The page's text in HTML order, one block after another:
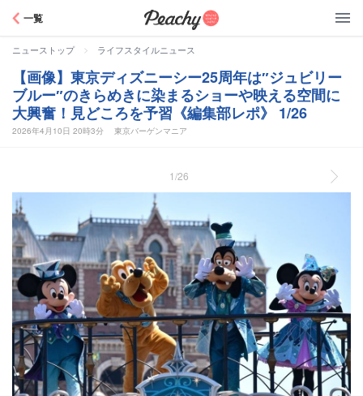
一覧
ニューストップ > ライフスタイルニュース
【画像】東京ディズニーシー25周年は″ジュビリー
ブルー″のきらめきに染まるショーや映える空間に
大興奮！見どころを予習《編集部レポ》 1/26
2026年4月10日 20時3分 東京バーゲンマニア
1/26